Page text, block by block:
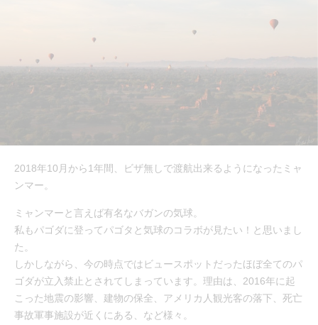
2018年10月から1年間、ビザ無しで渡航出来るようになったミャ
ンマー。
ミャンマーと言えば有名なバガンの気球。
私もパゴダに登ってパゴタと気球のコラボが見たい！と思いまし
た。
しかしながら、今の時点ではビュースポットだったほぼ全てのパ
ゴダが立入禁止とされてしまっています。理由は、2016年に起
こった地震の影響、建物の保全、アメリカ人観光客の落下、死亡
事故軍事施設が近くにある、など様々。